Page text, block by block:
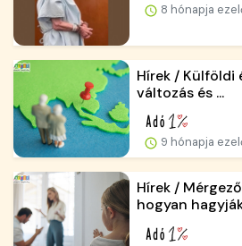
8 hónapja
Hírek / Külföldi
változás és ...
9 hónapja
Hírek /
hogyan